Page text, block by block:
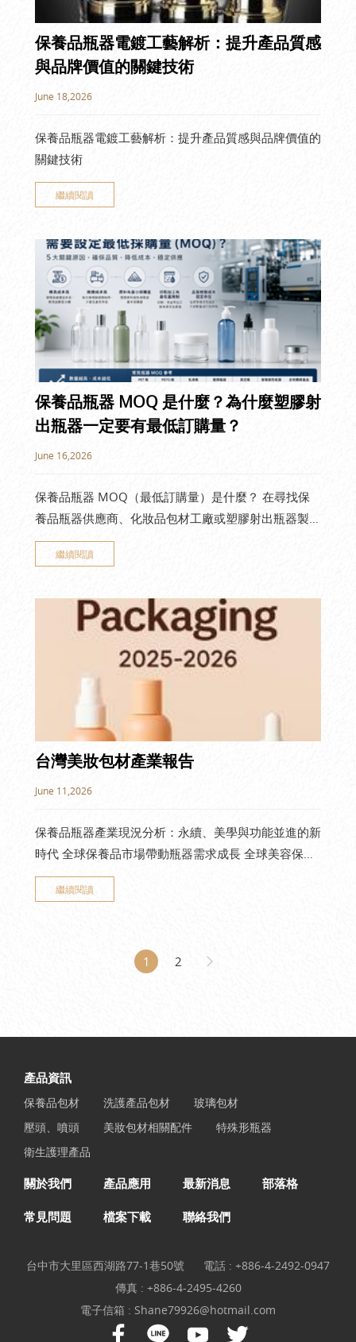
保養品瓶器電鍍工藝解析：提升產品質感
與品牌價值的關鍵技術
June 18,2026
保養品瓶器電鍍工藝解析：提升產品質感與品牌價值的
關鍵技術
繼續閱讀
保養品瓶器 MOQ 是什麼？為什麼塑膠射
出瓶器一定要有最低訂購量？
June 16,2026
保養品瓶器 MOQ（最低訂購量）是什麼？ 在尋找保
養品瓶器供應商、化妝品包材工廠或塑膠射出瓶器製造
商時，許多品牌客戶最常提出的問題之一就是： 「為
什麼保養品瓶器一定要有 MOQ（Minimum Order
繼續閱讀
台灣美妝包材產業報告
June 11,2026
保養品瓶器產業現況分析：永續、美學與功能並進的新
時代 全球保養品市場帶動瓶器需求成長 全球美容保養
市場持續擴大，亞洲市場尤其以中國、日本、韓國及東
南亞地區成長最為顯著。隨著保養品品項日趨多元，從
繼續閱讀
1 2
產品資訊
保養品包材 洗護產品包材
玻璃包材
壓頭、噴頭
美妝包材相關配件
特殊形瓶器
衛生護理產品
關於我們 產品應用 最新消息 部落格
常見問題 檔案下載 聯絡我們
台中市大里區西湖路77-1巷50號 電話 : +886-4-2492-0947
傳真 : +886-4-2495-4260
電子信箱 : Shane79926@hotmail.com